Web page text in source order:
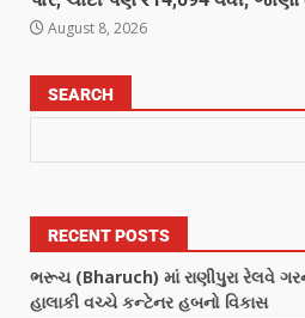
August 8, 2026
SEARCH
RECENT POSTS
ભરૂચ (Bharuch) માં રાણીપુરા રેલવે
હાલાકી વચ્ચે કન્ટેનર હબનો વિકાસ